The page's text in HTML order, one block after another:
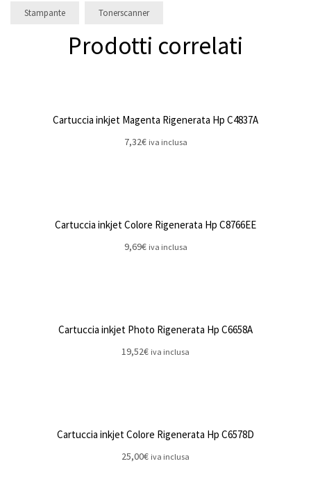
Stampante Tonerscanner
Prodotti correlati
Cartuccia inkjet Magenta Rigenerata Hp C4837A
7,32€ iva inclusa
Cartuccia inkjet Colore Rigenerata Hp C8766EE
9,69€ iva inclusa
Cartuccia inkjet Photo Rigenerata Hp C6658A
19,52€ iva inclusa
Cartuccia inkjet Colore Rigenerata Hp C6578D
25,00€ iva inclusa